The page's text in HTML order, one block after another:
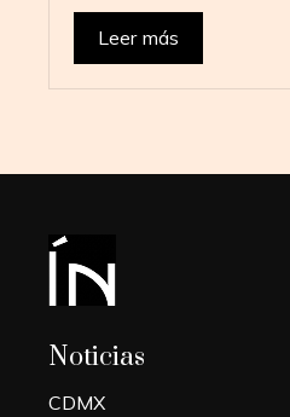
Leer más
Noticias
CDMX